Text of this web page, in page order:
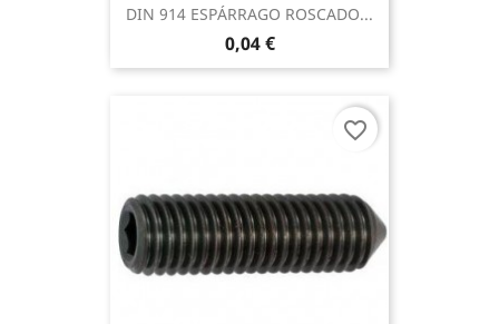
DIN 914 ESPÁRRAGO ROSCADO...
0,04 €
favorite_border